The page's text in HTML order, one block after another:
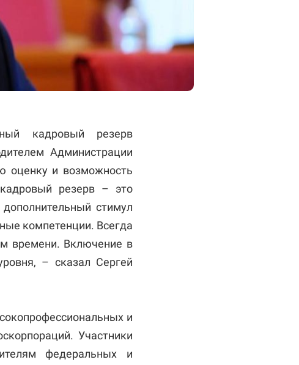
кадровый резерв
Администрации
оценку и возможность
резерв – это
стимул
компетенции. Всегда
времени. Включение в
– сказал Сергей
и
Участники
федеральных и